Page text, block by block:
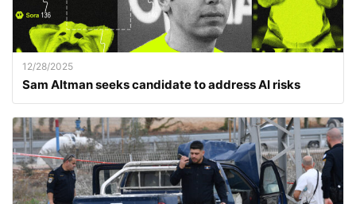
12/28/2025
Sam Altman seeks candidate to address AI risks